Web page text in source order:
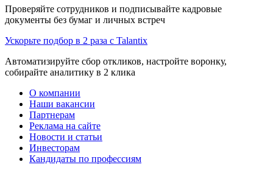
Проверяйте сотрудников и подписывайте кадровые
документы без бумаг и личных встреч
Ускорьте подбор в 2 раза с Talantix
Автоматизируйте сбор откликов, настройте воронку,
собирайте аналитику в 2 клика
О компании
Наши вакансии
Партнерам
Реклама на сайте
Новости и статьи
Инвесторам
Кандидаты по профессиям